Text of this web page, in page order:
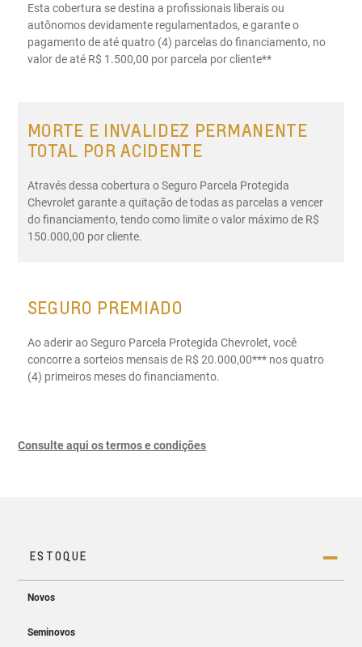
Esta cobertura se destina a profissionais liberais ou
autônomos devidamente regulamentados, e garante o
pagamento de até quatro (4) parcelas do financiamento, no
valor de até R$ 1.500,00 por parcela por cliente**
MORTE E INVALIDEZ PERMANENTE
TOTAL POR ACIDENTE
Através dessa cobertura o Seguro Parcela Protegida
Chevrolet garante a quitação de todas as parcelas a vencer
do financiamento, tendo como limite o valor máximo de R$
150.000,00 por cliente.
SEGURO PREMIADO
Ao aderir ao Seguro Parcela Protegida Chevrolet, você
concorre a sorteios mensais de R$ 20.000,00*** nos quatro
(4) primeiros meses do financiamento.
Consulte aqui os termos e condições